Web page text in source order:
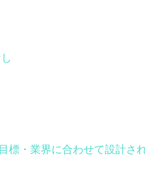
・業界に合わせて設計さ